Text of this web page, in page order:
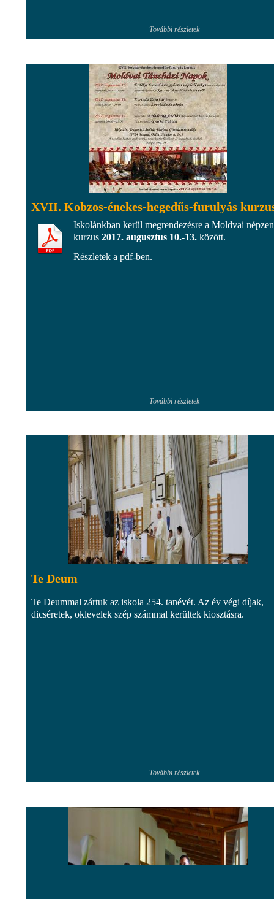
További részletek
XVII. Kobzos-énekes-hegedűs-furulyás
Iskolánkban kerül megrendezésre a Moldvai
kurzus 2017. augusztus 10.-13. között.
Részletek a pdf-ben.
További részletek
Te Deum
Te Deummal zártuk az iskola 254. tanévét. Az év végi díjak,
dicséretek, oklevelek szép számmal kerültek kiosztásra.
További részletek